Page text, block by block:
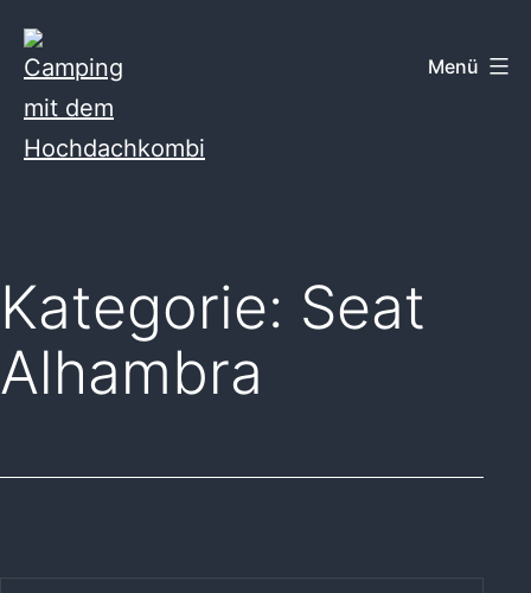
Inhalt
springen
Hochdachkombi
Menü
Kategorie: Seat
Alhambra